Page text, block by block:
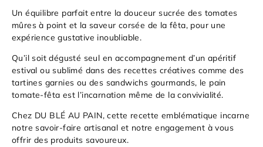
Un équilibre parfait entre la douceur sucrée des tomates
mûres à point et la saveur corsée de la fêta, pour une
expérience gustative inoubliable.
Qu’il soit dégusté seul en accompagnement d’un apéritif
estival ou sublimé dans des recettes créatives comme des
tartines garnies ou des sandwichs gourmands, le pain
tomate-fêta est l’incarnation même de la convivialité.
Chez DU BLÉ AU PAIN, cette recette emblématique incarne
notre savoir-faire artisanal et notre engagement à vous
offrir des produits savoureux.